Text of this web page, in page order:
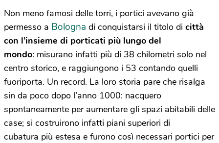
Non meno famosi delle torri, i portici avevano già
permesso a Bologna di conquistarsi il titolo di città
con l’insieme di porticati più lungo del
mondo: misurano infatti più di 38 chilometri solo nel
centro storico, e raggiungono i 53 contando quelli
fuoriporta. Un record. La loro storia pare che risalga
sin da poco dopo l’anno 1000: nacquero
spontaneamente per aumentare gli spazi abitabili delle
case; si costruirono infatti piani superiori di
cubatura più estesa e furono così necessari portici per